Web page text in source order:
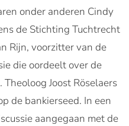
onder anderen Cindy
de Stichting Tuchtrecht
Rijn, voorzitter van de
die oordeelt over de
Joost Röselaers
de bankierseed. In een
aangegaan met de